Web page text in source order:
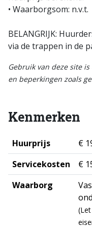
• Waarborgsom: n.v.t.
BELANGRIJK:
via de trappen in de
Gebruik van deze site
en beperkingen zoals
Kenmerken
Huurprijs
€
Servicekosten
€
Waarborg